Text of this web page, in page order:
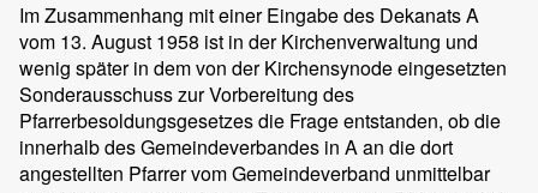
Im Zusammenhang mit einer Eingabe des Dekanats A
vom 13. August 1958 ist in der Kirchenverwaltung und
wenig später in dem von der Kirchensynode eingesetzten
Sonderausschuss zur Vorbereitung des
Pfarrerbesoldungsgesetzes die Frage entstanden, ob die
innerhalb des Gemeindeverbandes in A an die dort
angestellten Pfarrer vom Gemeindeverband unmittelbar